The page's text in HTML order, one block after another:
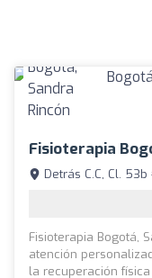
Fisioterapia
Detrás C.C, Cl.
Fisioterapia Bogotá,
atención
la recuperación